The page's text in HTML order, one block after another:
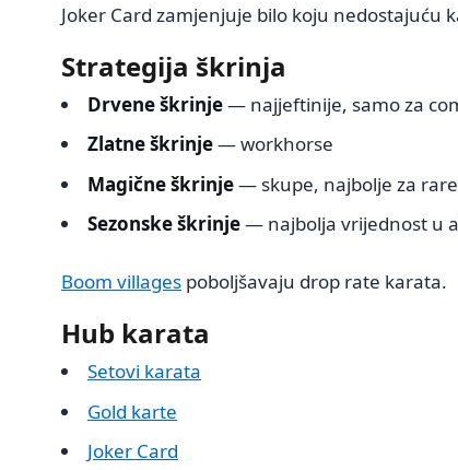
Joker Card zamjenjuje bilo koju
Strategija škrinja
Drvene škrinje— najjeftinije, samo za
Zlatne škrinje— workhorse
Magične škrinje— skupe, najbolje za
Sezonske škrinje— najbolja vrijednost u
Boom villages poboljšavaju drop rate karata.
Hub karata
Setovi karata
Gold karte
Joker Card